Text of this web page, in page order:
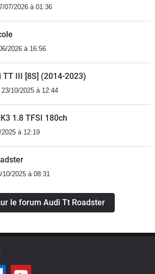
07/2026 à 01:36
2026 à 16:56
TT III [8S] (2014-2023)
23/10/2025 à 12:44
1.8 TFSI 180ch
2025 à 12:19
10/2025 à 08:31
le forum Audi Tt Roadster